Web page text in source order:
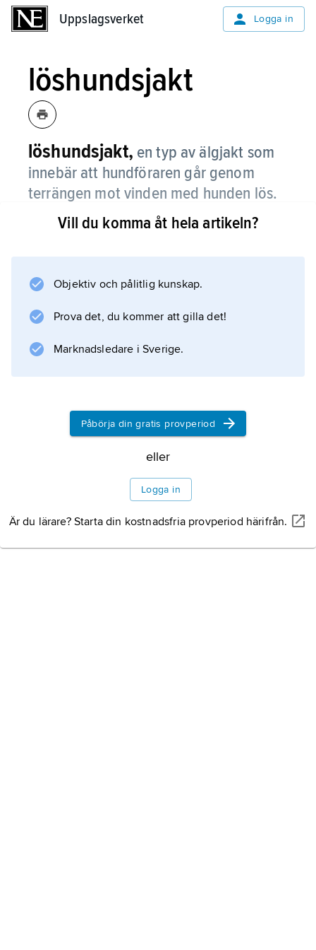
Uppslagsverket Logga in
löshundsjakt
löshundsjakt, en typ av älgjakt som
innebär att hundföraren går genom
terrängen mot vinden med hunden lös.
JämförVill du komma åt hela artikeln?
Objektiv och pålitlig kunskap.
Prova det, du kommer att gilla det!
Marknadsledare i Sverige.
Påbörja din gratis provperiod
eller
Logga in
Är du lärare? Starta din kostnadsfria provperiod härifrån.